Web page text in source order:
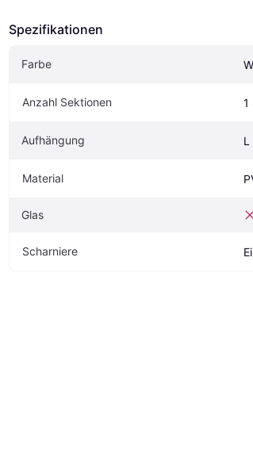
Spezifikationen
Farbe
Anzahl Sektionen 1
Aufhängung L
Material
Glas
Scharniere